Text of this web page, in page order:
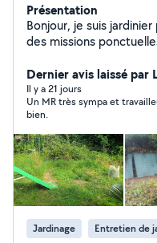
Présentation
Bonjour, je suis
des missions ponctuelles et régulières pour
disposition pour tous travaux de : - jardinage, - tonte de
pelouse, - taille de haie, - élagage et taille des arbres, -
retourner la terre, -
- création pelouse
intérieure et
matériel et produits
Nettoyage et entretien
moquettes, -matelas, tapis,fauteuil, etc. avec matériel
adéquat " aide à domicile"
sage,mûre et de confiance.
de-France Etudie
Dernier avis laissé par
Il y a 21 jours
Un MR très sympa et travailleur. il
bien.
Jardinage Entretien de